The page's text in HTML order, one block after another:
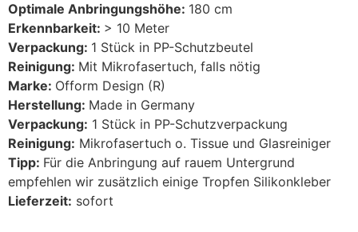
Optimale Anbringungshöhe: 180 cm
Erkennbarkeit: > 10 Meter
Verpackung: 1 Stück in PP-Schutzbeutel
Reinigung: Mit Mikrofasertuch, falls nötig
Marke: Ofform Design (R)
Herstellung: Made in Germany
Verpackung: 1 Stück in PP-Schutzverpackung
Reinigung: Mikrofasertuch o. Tissue und Glasreiniger
Tipp: Für die Anbringung auf rauem Untergrund
empfehlen wir zusätzlich einige Tropfen Silikonkleber
Lieferzeit: sofort